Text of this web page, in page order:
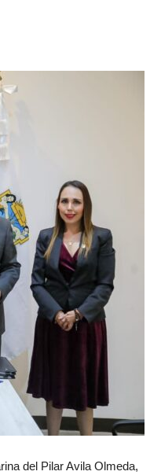
del Pilar Avila Olmeda,